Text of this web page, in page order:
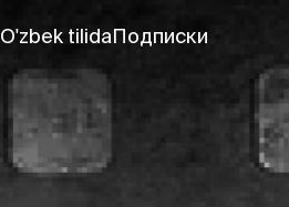
O'zbek tilidaПодписки